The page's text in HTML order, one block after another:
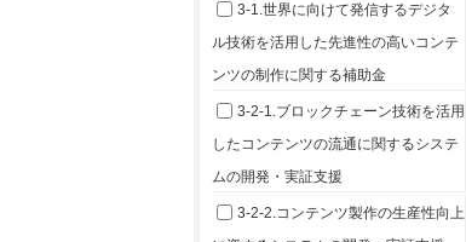
3-1.世界に向けて発信するデジタ
ル技術を活用した先進性の高いコンテ
ンツの制作に関する補助金
3-2-1.ブロックチェーン技術を活用
したコンテンツの流通に関するシステ
ムの開発・実証支援
3-2-2.コンテンツ製作の生産性向上